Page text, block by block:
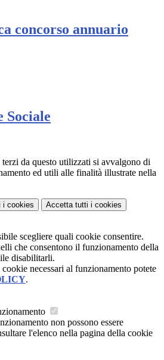
concorso annuario
Sociale
da questo utilizzati si avvalgono di
ed utili alle finalità illustrate nella
i cookies Accetta tutti i cookies
scegliere quali cookie consentire.
che consentono il funzionamento della
disabilitarli.
necessari al funzionamento potete
.
non possono essere
l'elenco nella pagina della cookie